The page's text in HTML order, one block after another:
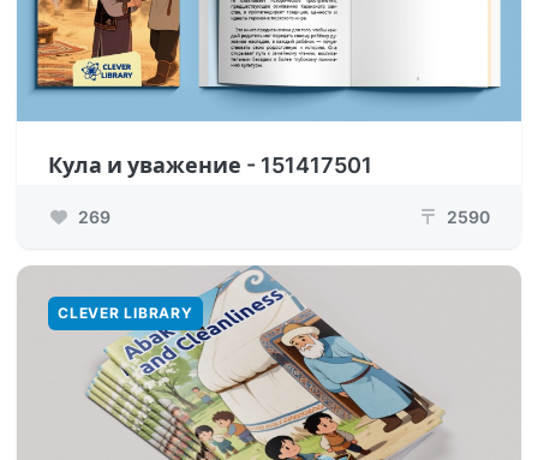
Кула и уважение - 151417501
269 ₸ 2590
CLEVER LIBRARY